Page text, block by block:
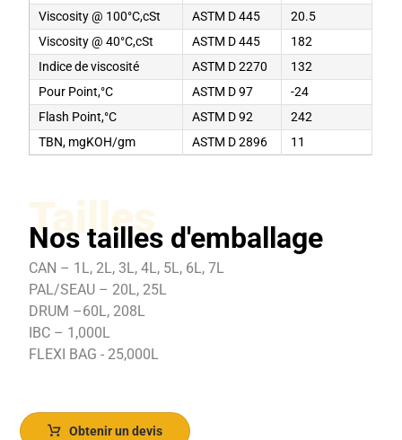
Viscosity @ 100°C,cSt ASTM D 445
20.5
Viscosity @ 40°C,cSt
ASTM D 445
182
Indice de viscosité
ASTM D 2270
132
Pour Point,°C
ASTM D 97
-24
Flash Point,°C
ASTM D 92
242
TBN, mgKOH/gm
ASTM D 2896 11
Tailles
Nos tailles d'emballage
CAN – 1L, 2L, 3L, 4L, 5L, 6L, 7L
PAL/SEAU – 20L, 25L
DRUM –60L, 208L
IBC – 1,000L
FLEXI BAG - 25,000L
Obtenir un devis